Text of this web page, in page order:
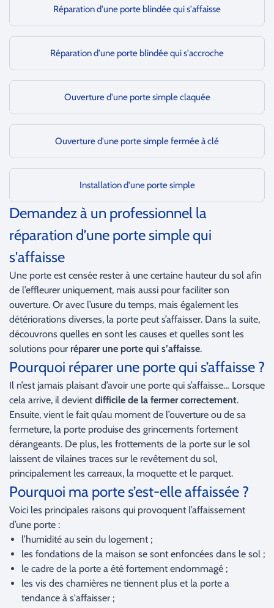
Réparation d'une porte blindée qui s'affaisse
Réparation d'une porte blindée qui s'accroche
Ouverture d'une porte simple claquée
Ouverture d'une porte simple fermée à clé
Installation d'une porte simple
Demandez à un professionnel la
réparation d’une porte simple qui
s'affaisse
Une porte est censée rester à une certaine hauteur du sol afin
de l’effleurer uniquement, mais aussi pour faciliter son
ouverture. Or avec l’usure du temps, mais également les
détériorations diverses, la porte peut s’affaisser. Dans la suite,
découvrons quelles en sont les causes et quelles sont les
solutions pour réparer une porte qui s’affaisse.
Pourquoi réparer une porte qui s’affaisse ?
Il n’est jamais plaisant d’avoir une porte qui s’affaisse… Lorsque
cela arrive, il devient difficile de la fermer correctement.
Ensuite, vient le fait qu’au moment de l’ouverture ou de sa
fermeture, la porte produise des grincements fortement
dérangeants. De plus, les frottements de la porte sur le sol
laissent de vilaines traces sur le revêtement du sol,
principalement les carreaux, la moquette et le parquet.
Pourquoi ma porte s’est-elle affaissée ?
Voici les principales raisons qui provoquent l’affaissement
d’une porte :
l’humidité au sein du logement ;
les fondations de la maison se sont enfoncées dans le sol ;
le cadre de la porte a été fortement endommagé ;
les vis des charnières ne tiennent plus et la porte a
tendance à s'affaisser ;